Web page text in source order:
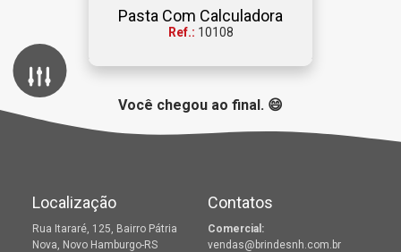
Pasta Com Calculadora
Ref.: 10108
Você chegou ao final. 😄
Canetas Plásticas Mochilas e Bolsas
Lançamentos Outlet
Localização
Rua Itararé, 125, Bairro Pátria
Nova, Novo Hamburgo-RS
Contatos
Comercial:
vendas@brindesnh.com.br